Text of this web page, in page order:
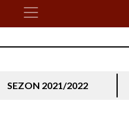
SEZON 2021/2022